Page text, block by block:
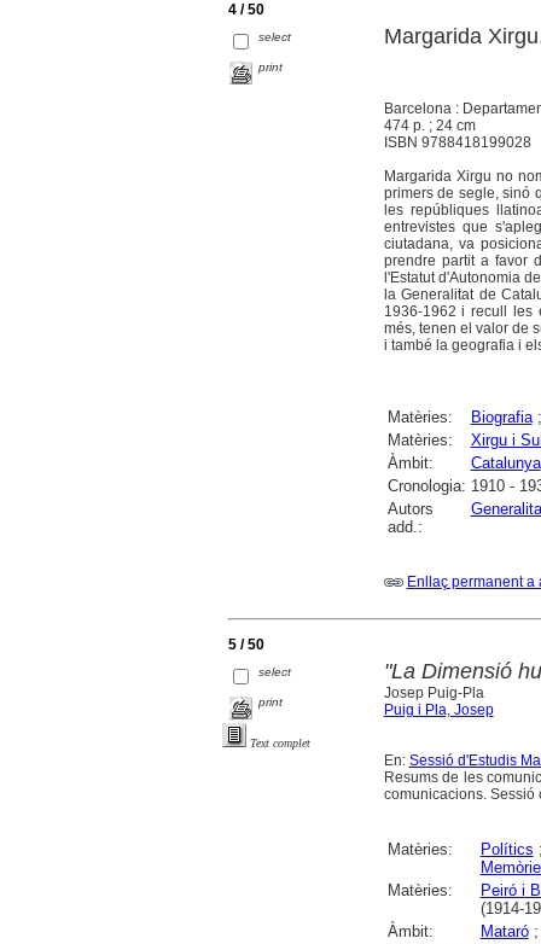
4 / 50
select
print
Margarida
Barcelona :
474 p. ; 24 cm
ISBN 9788418199028
Margarida Xirgu no
primers de segle, sinó
les repúbliques
entrevistes que
ciutadana, va
prendre partit a favor
l'Estatut d'Autonomia
la Generalitat de
1936-1962 i recull les
més, tenen el valor de
i també la geografia i
Matèries: Biografia
Matèries:
Xirgu i
Àmbit:
Catalunya
Cronologia: 1910 -
Autors
add.:
Enllaç permanent a
5 / 50
select
print
Text complet
"La Dimensió
Josep Puig-Pla
Puig i Pla, Josep
En: Sessió d'Estudis
Resums de les
comunicacions. Sessió
Matèries: Polítics
Matèries:
Peiró i
(1914-
Àmbit:
Mataró